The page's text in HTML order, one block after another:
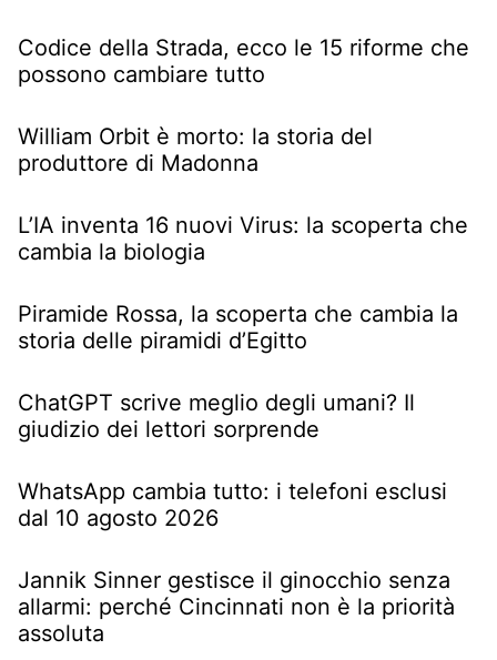
Codice della Strada, ecco le 15 riforme che
possono cambiare tutto
William Orbit è morto: la storia del
produttore di Madonna
L’IA inventa 16 nuovi Virus: la scoperta che
cambia la biologia
Piramide Rossa, la scoperta che cambia la
storia delle piramidi d’Egitto
ChatGPT scrive meglio degli umani? Il
giudizio dei lettori sorprende
WhatsApp cambia tutto: i telefoni esclusi
dal 10 agosto 2026
Jannik Sinner gestisce il ginocchio senza
allarmi: perché Cincinnati non è la priorità
assoluta